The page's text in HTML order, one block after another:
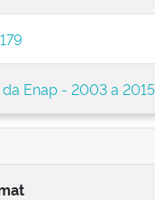
Enap - 2003 a 2015